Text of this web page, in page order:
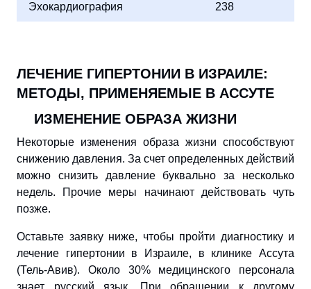
Эхокардиография 238
ЛЕЧЕНИЕ ГИПЕРТОНИИ В ИЗРАИЛЕ:
МЕТОДЫ, ПРИМЕНЯЕМЫЕ В АССУТЕ
ИЗМЕНЕНИЕ ОБРАЗА ЖИЗНИ
Некоторые изменения образа жизни способствуют
снижению давления. За счет определенных действий
можно снизить давление буквально за несколько
недель. Прочие меры начинают действовать чуть
позже.
Оставьте заявку ниже, чтобы пройти диагностику и
лечение гипертонии в Израиле, в клинике Ассута
(Тель-Авив). Около 30% медицинского персонала
знает русский язык. При обращении к другому